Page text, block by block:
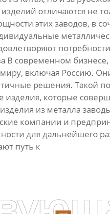
отличаются не
этих заводов, в
современном
включая Россию.
решения. Такой
которые
из металла
компании и
для дальнейшего
путь к